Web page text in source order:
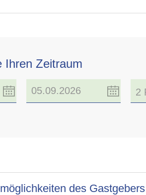
Ihren Zeitraum
2
des Gastgebers